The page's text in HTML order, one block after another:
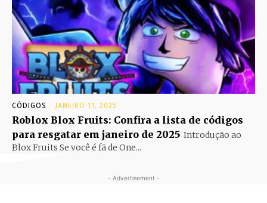
CÓDIGOS JANEIRO 11, 2025
Roblox Blox Fruits: Confira a lista de códigos
para resgatar em janeiro de 2025 Introdução ao
Blox Fruits Se você é fã de One...
- Advertisement -